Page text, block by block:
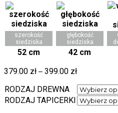
szerokość
siedziska
głębokość
siedziska
52 cm 42 cm
379.00 zł – 399.00 zł
RODZAJ DREWNA
RODZAJ TAPICERKI